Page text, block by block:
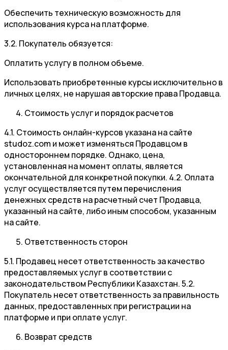
Обеспечить техническую возможность для
использования курса на платформе.
3.2. Покупатель обязуется:
Оплатить услугу в полном объеме.
Использовать приобретенные курсы исключительно в
личных целях, не нарушая авторские права Продавца.
Стоимость услуг и порядок расчетов
4.1. Стоимость онлайн-курсов указана на сайте
studoz.com и может изменяться Продавцом в
одностороннем порядке. Однако, цена,
установленная на момент оплаты, является
окончательной для конкретной покупки. 4.2. Оплата
услуг осуществляется путем перечисления
денежных средств на расчетный счет Продавца,
указанный на сайте, либо иным способом, указанным
на сайте.
Ответственность сторон
5.1. Продавец несет ответственность за качество
предоставляемых услуг в соответствии с
законодательством Республики Казахстан. 5.2.
Покупатель несет ответственность за правильность
данных, предоставленных при регистрации на
платформе и при оплате услуг.
Возврат средств